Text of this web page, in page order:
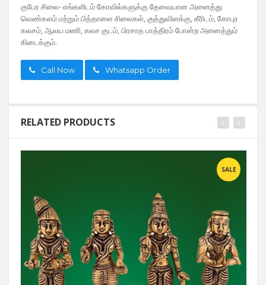
குபேர சிலை- எங்களிடம் கோவில்களுக்கு தேவையான அனைத்து
வெண்கலம் மற்றும் பித்தாளை சிலைகள், குத்துவிளக்கு, கீரிடம், கோபுர
கலசம், ஆலய மணி, கலச குடம், பிரசாத பாத்திரம் போன்ற அனைத்தும்
கிடைக்கும்.
Call Now Whatsapp Order
RELATED PRODUCTS
SALE